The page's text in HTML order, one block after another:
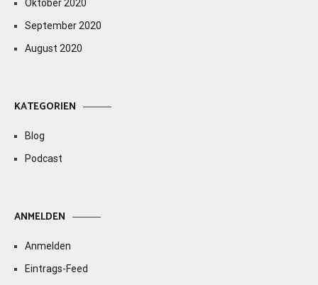
Oktober 2020
September 2020
August 2020
KATEGORIEN
Blog
Podcast
ANMELDEN
Anmelden
Eintrags-Feed